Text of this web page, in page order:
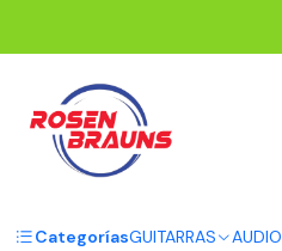
CategoríasGUITARRAS AUDIO